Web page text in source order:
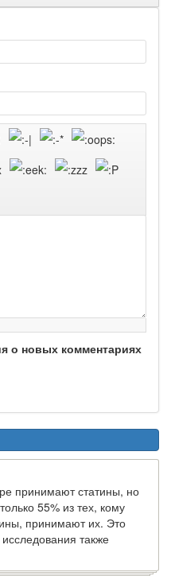
о новых комментариях
принимают статины, но
55% из тех, кому
принимают их. Это
также